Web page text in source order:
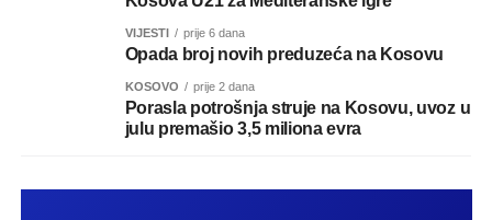
VIJESTI prije 6 dana
Opada broj novih preduzeća na Kosovu
KOSOVO prije 2 dana
Porasla potrošnja struje na Kosovu, uvoz u
julu premašio 3,5 miliona evra